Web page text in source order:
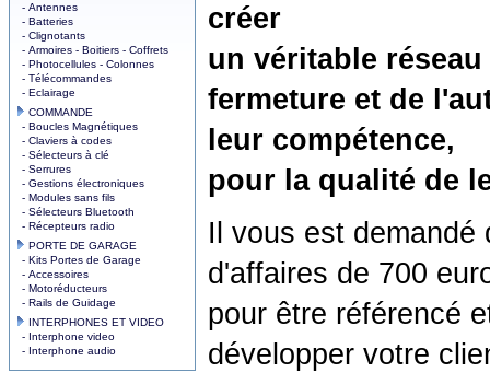
- Antennes
- Batteries
- Clignotants
- Armoires - Boitiers - Coffrets
- Photocellules - Colonnes
- Télécommandes
- Eclairage
COMMANDE
- Boucles Magnétiques
- Claviers à codes
- Sélecteurs à clé
- Serrures
- Gestions électroniques
- Modules sans fils
- Sélecteurs Bluetooth
- Récepteurs radio
PORTE DE GARAGE
- Kits Portes de Garage
- Accessoires
- Motoréducteurs
- Rails de Guidage
INTERPHONES ET VIDEO
- Interphone video
- Interphone audio
créer
un véritable
fermeture et de
leur compétence,
pour la qualité de
Il vous est demandé
d'affaires de 700
pour être référencé
développer votre